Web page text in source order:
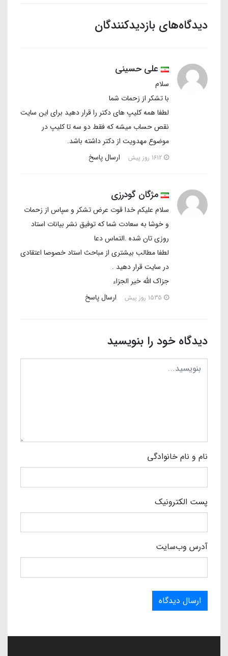
دیدگاه‌های بازدیدکنندگان
علی حسینی
سلام
با تشکر از زحمات شما
لطفا همه کلیپ های دکتر را قرار دهید برای این سایت
نقص حساب میشه که فقط دو سه تا کلیپ در
موضوع مهدویت از دکتر داشته باشد.
ارسال پاسخ
مژگان گودرزی
سلام علیکم خدا قوت عرض تشکر و سپاس از زحمات
و خوشا به سعادت شما که توفیق نشر بیانات استاد
روزی تان شده .التماس دعا
لطفا مطالب بیشتری از مباحث استاد خصوصا اعتقادی
در سایت قرار دهید .
جزاک الله خیر الجزاء
ارسال پاسخ
دیدگاه خود را بنویسید
نام و نام خانوادگی
پست الکترونیک
آدرس وب‌سایت
ارسال دیدگاه